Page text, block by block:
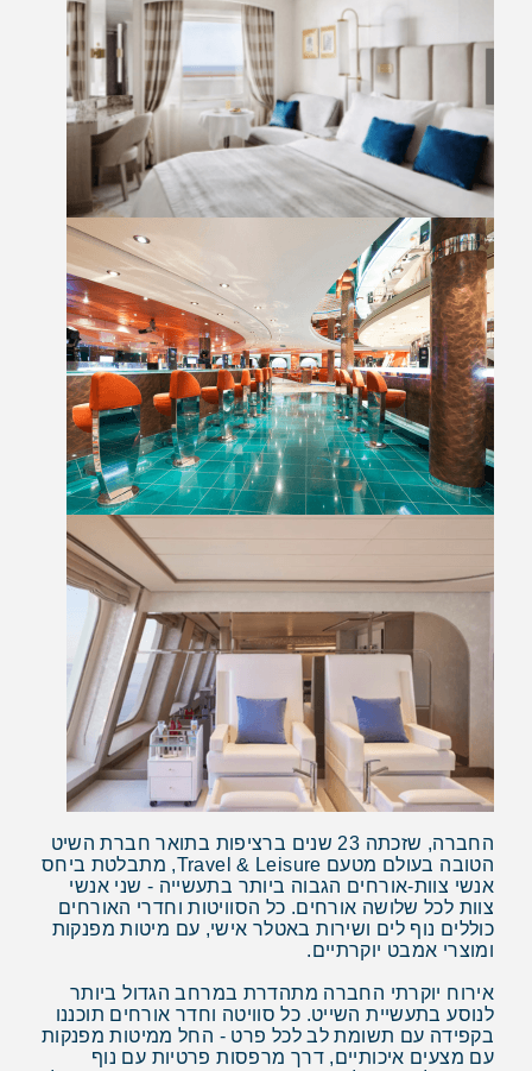
החברה, שזכתה 23 שנים ברציפות בתואר חברת השיט
הטובה בעולם מטעם Travel & Leisure, מתבלטת ביחס
אנשי צוות-אורחים הגבוה ביותר בתעשייה - שני אנשי
צוות לכל שלושה אורחים. כל הסוויטות וחדרי האורחים
כוללים נוף לים ושירות באטלר אישי, עם מיטות מפנקות
ומוצרי אמבט יוקרתיים.
אירוח יוקרתי החברה מתהדרת במרחב הגדול ביותר
לנוסע בתעשיית השייט. כל סוויטה וחדר אורחים תוכננו
בקפידה עם תשומת לב לכל פרט - החל ממיטות מפנקות
עם מצעים איכותיים, דרך מרפסות פרטיות עם נוף